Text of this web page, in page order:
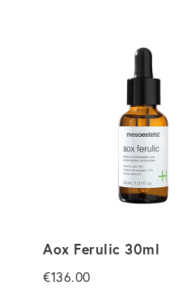
Aox Ferulic 30ml
€136.00